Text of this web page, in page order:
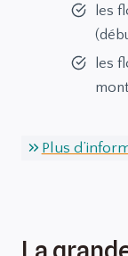
les
les
Plus